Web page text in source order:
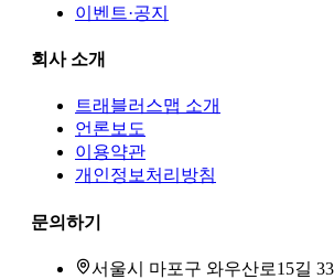
이벤트·공지
회사 소개
트래블러스맵 소개
언론보도
이용약관
개인정보처리방침
문의하기
서울시 마포구 와우산로15길